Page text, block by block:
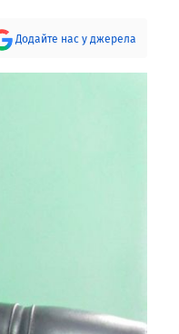
Додайте нас у джерела